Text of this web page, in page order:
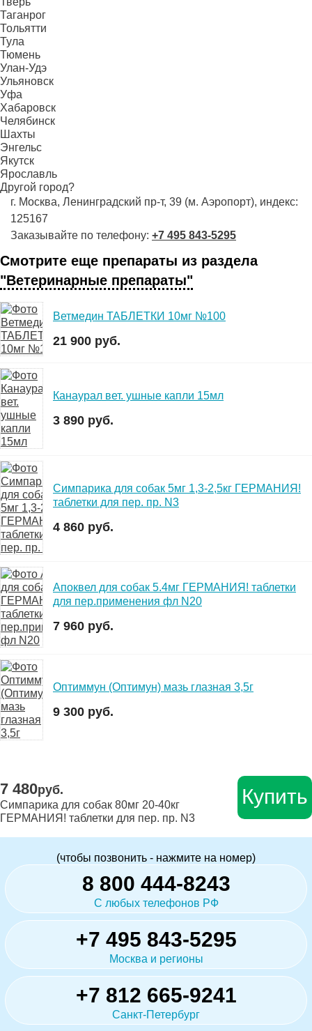
Таганрог
Тольятти
Тула
Тюмень
Улан-Удэ
Ульяновск
Уфа
Хабаровск
Челябинск
Шахты
Энгельс
Якутск
Ярославль
Другой город?
г. Москва, Ленинградский пр-т, 39 (м. Аэропорт), индекс:
125167
Заказывайте по телефону: +7 495 843-5295
Смотрите еще препараты из раздела
"Ветеринарные препараты"
Ветмедин ТАБЛЕТКИ 10мг №100
21 900 руб.
Канаурал вет. ушные капли 15мл
3 890 руб.
Симпарика для собак 5мг 1,3-2,5кг ГЕРМАНИЯ!
таблетки для пер. пр. N3
4 860 руб.
Апоквел для собак 5.4мг ГЕРМАНИЯ! таблетки
для пер.применения фл N20
7 960 руб.
Оптиммун (Оптимун) мазь глазная 3,5г
9 300 руб.
7 480руб.
Симпарика для собак 80мг 20-40кг
ГЕРМАНИЯ! таблетки для пер. пр. N3
Купить
(чтобы позвонить - нажмите на номер)
8 800 444-8243
С любых телефонов РФ
+7 495 843-5295
Москва и регионы
+7 812 665-9241
Санкт-Петербург